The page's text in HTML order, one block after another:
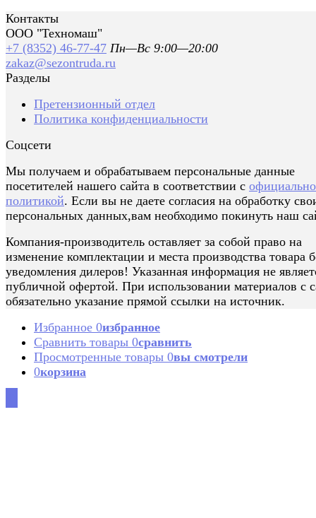
Контакты
ООО "Техномаш"
+7 (8352) 46-77-47 Пн—Вс 9:00—20:00
zakaz@sezontruda.ru
Разделы
Претензионный отдел
Политика конфиденциальности
Соцсети
Мы получаем и обрабатываем персональные данные
посетителей нашего сайта в соответствии с
политикой. Если вы не даете согласия на обработку
персональных данных,вам необходимо покинуть наш
Компания-производитель оставляет за собой право на
изменение комплектации и места производства товара
уведомления дилеров! Указанная информация не
публичной офертой. При использовании материалов с
обязательно указание прямой ссылки на источник.
Избранное 0избранное
Сравнить товары 0сравнить
Просмотренные товары 0вы смотрели
0корзина